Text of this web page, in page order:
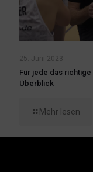
25. Juni 2023
Für jede das richtige
Überblick
Mehr lesen